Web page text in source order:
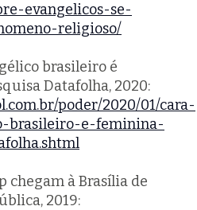
evangelicos-se-
religioso/
brasileiro é
Datafolha, 2020:
poder/2020/01/cara-
brasileiro-e-feminina-
chegam à Brasília de
2019: